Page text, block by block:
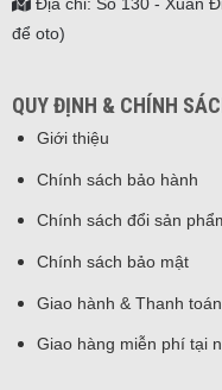
để oto)
QUY ĐỊNH & CHÍNH
Giới thiệu
Chính sách bảo hành
Chính sách đổi sản
Chính sách bảo mật
Giao hành & Thanh toán
Giao hàng miễn phí tại